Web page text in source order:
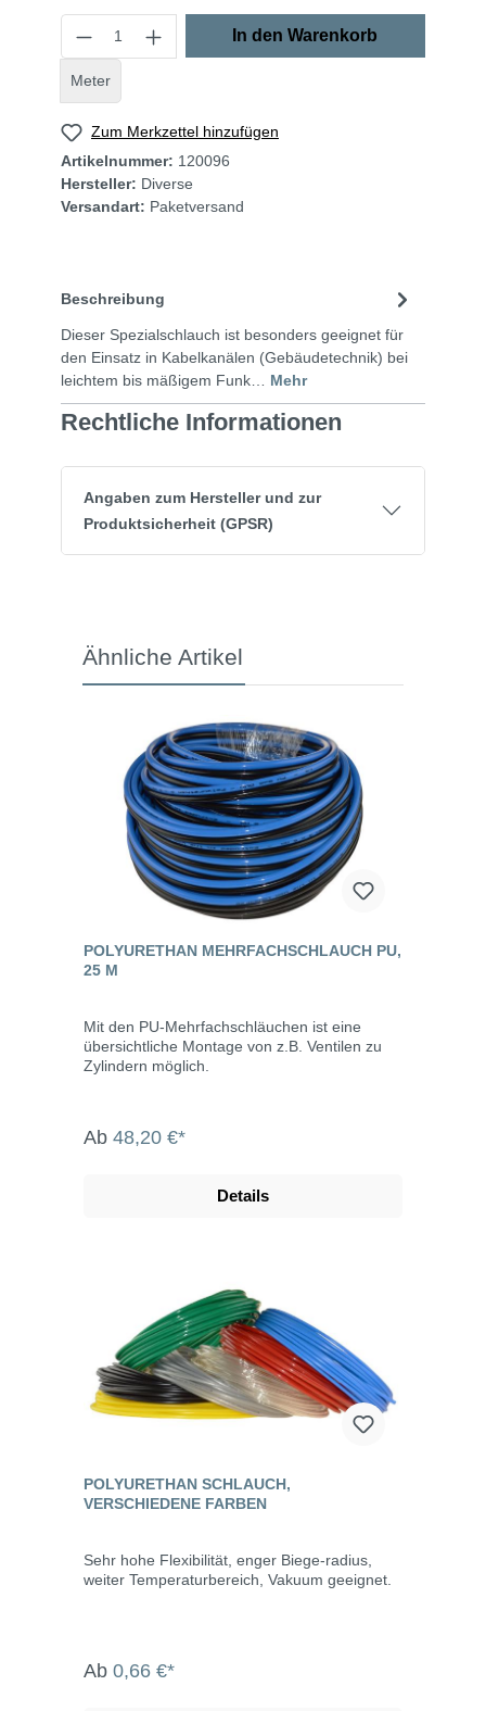
Meter
In den Warenkorb
Zum Merkzettel hinzufügen
Artikelnummer: 120096
Hersteller: Diverse
Versandart: Paketversand
Beschreibung
Dieser Spezialschlauch ist besonders geeignet für
den Einsatz in Kabelkanälen (Gebäudetechnik) bei
leichtem bis mäßigem Funk… Mehr
Rechtliche Informationen
Angaben zum Hersteller und zur
Produktsicherheit (GPSR)
Ähnliche Artikel
POLYURETHAN MEHRFACHSCHLAUCH PU,
25 M
Mit den PU-Mehrfachschläuchen ist eine
übersichtliche Montage von z.B. Ventilen zu
Zylindern möglich.
Ab 48,20 €*
Details
POLYURETHAN SCHLAUCH,
VERSCHIEDENE FARBEN
Sehr hohe Flexibilität, enger Biege-radius,
weiter Temperaturbereich, Vakuum geeignet.
Ab 0,66 €*